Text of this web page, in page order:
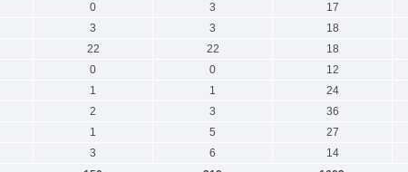
0 3 17
3 3 18
22 22 18
0 0 12
1 1 24
2 3 36
1 5 27
3 6 14